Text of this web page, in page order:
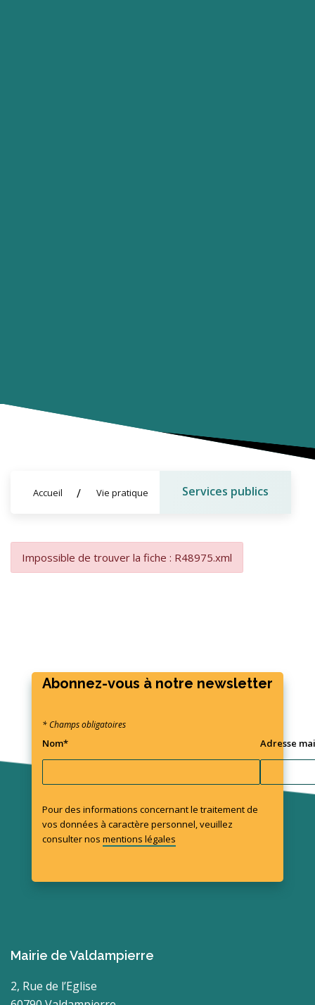
Accueil Vie pratique Services publics
Impossible de trouver la fiche : R48975.xml
Abonnez-vous à notre newsletter
* Champs obligatoires
Nom* Adresse
Pour des informations concernant le traitement de
vos données à caractère personnel, veuillez
consulter nos mentions légales
Mairie de Valdampierre
2, Rue de l’Eglise